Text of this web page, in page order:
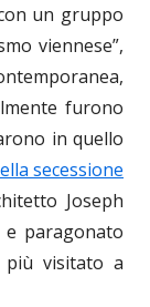
un gruppo
viennese”,
furono
in quello
secessione
Joseph
paragonato
più visitato a